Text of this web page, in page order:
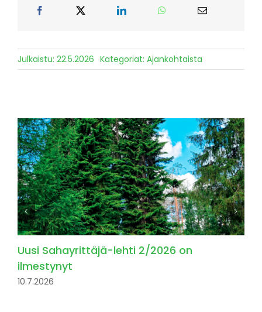
Julkaistu: 22.5.2026 Kategoriat: Ajankohtaista
Uusi Sahayrittäjä-lehti 2/2026 on
ilmestynyt
10.7.2026